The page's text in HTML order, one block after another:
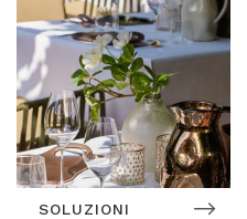
SOLUZIONI